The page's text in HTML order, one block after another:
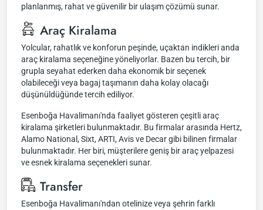
planlanmış, rahat ve güvenilir bir ulaşım çözümü sunar.
Araç Kiralama
Yolcular, rahatlık ve konforun peşinde, uçaktan indikleri anda
araç kiralama seçeneğine yöneliyorlar. Bazen bu tercih, bir
grupla seyahat ederken daha ekonomik bir seçenek
olabileceği veya bagaj taşımanın daha kolay olacağı
düşünüldüğünde tercih ediliyor.
Esenboğa Havalimanı'nda faaliyet gösteren çeşitli araç
kiralama şirketleri bulunmaktadır. Bu firmalar arasında Hertz,
Alamo National, Sixt, ARTI, Avis ve Decar gibi bilinen firmalar
bulunmaktadır. Her biri, müşterilere geniş bir araç yelpazesi
ve esnek kiralama seçenekleri sunar.
Transfer
Esenboğa Havalimanı'ndan otelinize veya şehrin farklı